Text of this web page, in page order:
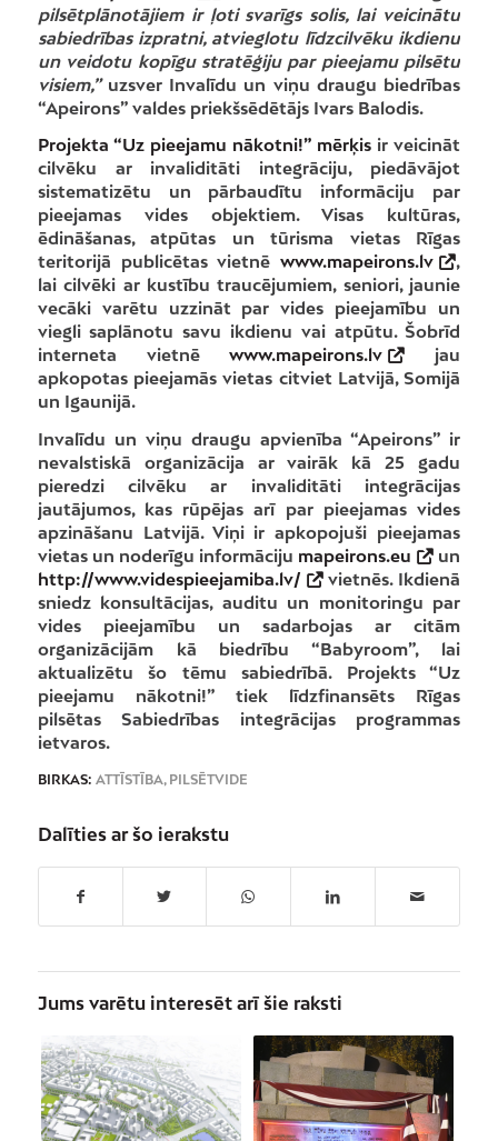
pilsētplānotājiem ir ļoti svarīgs solis, lai veicinātu
sabiedrības izpratni, atvieglotu līdzcilvēku ikdienu
un veidotu kopīgu stratēģiju par pieejamu pilsētu
visiem,”uzsver Invalīdu un viņu draugu biedrības
“Apeirons” valdes priekšsēdētājs Ivars Balodis.
Projekta “Uz pieejamu nākotni!” mērķis ir veicināt
cilvēku ar invaliditāti integrāciju, piedāvājot
sistematizētu un pārbaudītu informāciju par
pieejamas vides objektiem. Visas kultūras,
ēdināšanas, atpūtas un tūrisma vietas Rīgas
teritorijā publicētas vietnēwww.mapeirons.lv
,
lai cilvēki ar kustību traucējumiem, seniori, jaunie
vecāki varētu uzzināt par vides pieejamību un
viegli saplānotu savu ikdienu vai atpūtu. Šobrīd
interneta vietnēwww.mapeirons.lv
jau
apkopotas pieejamās vietas citviet Latvijā, Somijā
un Igaunijā.
Invalīdu un viņu draugu apvienība “Apeirons” ir
nevalstiskā organizācija ar vairāk kā 25 gadu
pieredzi cilvēku ar invaliditāti integrācijas
jautājumos, kas rūpējas arī par pieejamas vides
apzināšanu Latvijā. Viņi ir apkopojuši pieejamas
vietas un noderīgu informāciju mapeirons.eu
un
http://www.videspieejamiba.lv/
vietnēs. Ikdienā
sniedz konsultācijas, auditu un monitoringu par
vides pieejamību un sadarbojas ar citām
organizācijām kā biedrību “Babyroom”, lai
aktualizētu šo tēmu sabiedrībā. Projekts “Uz
pieejamu nākotni!” tiek līdzfinansēts Rīgas
pilsētas Sabiedrības integrācijas programmas
ietvaros.
BIRKAS: ATTĪSTĪBA, PILSĒTVIDE
Dalīties ar šo ierakstu
Jums varētu interesēt arī šie raksti